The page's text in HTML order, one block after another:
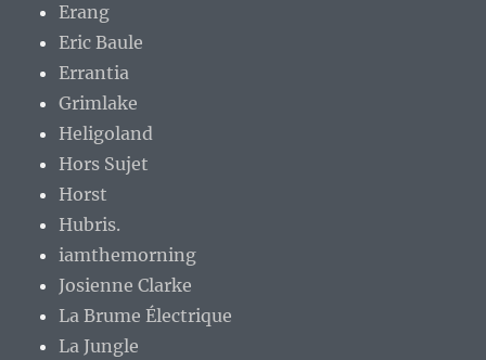
Erang
Eric Baule
Errantia
Grimlake
Heligoland
Hors Sujet
Horst
Hubris.
iamthemorning
Josienne Clarke
La Brume Électrique
La Jungle